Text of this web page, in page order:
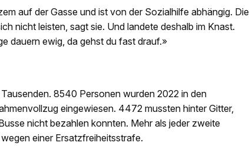
auf der Gasse und ist von der Sozialhilfe abhängig. Die
nicht leisten, sagt sie. Und landete deshalb im Knast.
dauern ewig, da gehst du fast drauf.»
8540 Personen wurden 2022 in den
eingewiesen. 4472 mussten hinter Gitter,
nicht bezahlen konnten. Mehr als jeder zweite
einer Ersatzfreiheitsstrafe.